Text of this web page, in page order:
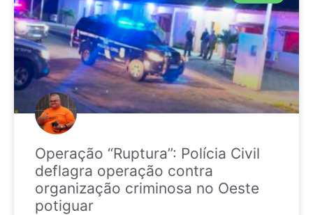
Operação “Ruptura”: Polícia Civil
deflagra operação contra
organização criminosa no Oeste
potiguar